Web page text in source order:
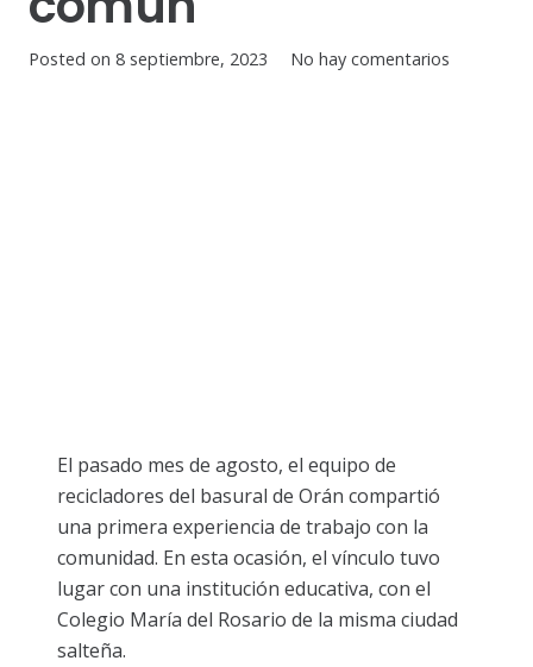
Posted on 8 septiembre, 2023 No hay comentarios
El pasado mes de agosto, el equipo de
recicladores del basural de Orán compartió
una primera experiencia de trabajo con la
comunidad. En esta ocasión, el vínculo tuvo
lugar con una institución educativa, con el
Colegio María del Rosario de la misma ciudad
salteña.